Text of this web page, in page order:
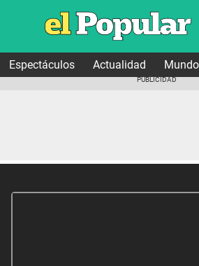
Espectáculos Actualidad Mundo